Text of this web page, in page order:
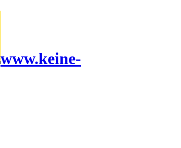
www.keine-